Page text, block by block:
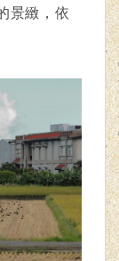
景緻，依